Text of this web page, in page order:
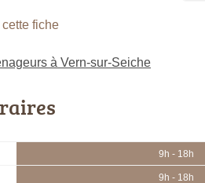
fiche
à Vern-sur-Seiche
9h - 18h
9h - 18h